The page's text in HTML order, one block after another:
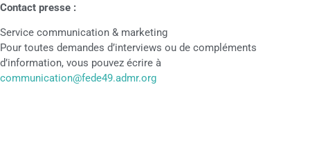
Contact presse :
Service communication & marketing
Pour toutes demandes d’interviews ou de compléments
d’information, vous pouvez écrire à
communication@fede49.admr.org